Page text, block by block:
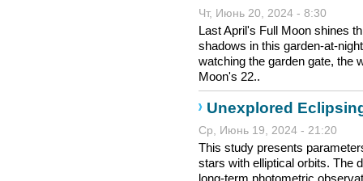
Чт, Июнь 20, 2024 - 8:30
Last April's Full Moon shines
shadows in this garden-at-
watching the garden gate, the
Moon's 22..
Unexplored
Ср, Июнь 19, 2024 - 21:20
This study presents
stars with elliptical orbits. The
long-term photometric